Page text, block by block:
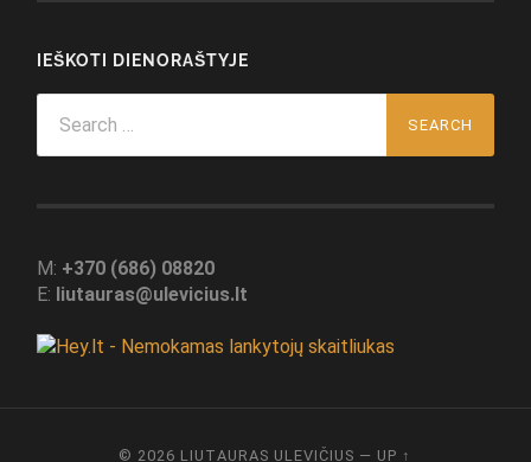
IEŠKOTI DIENORAŠTYJE
for:
M: +370 (686) 08820
E: liutauras@ulevicius.lt
© 2026 LIUTAURAS ULEVIČIUS — UP ↑